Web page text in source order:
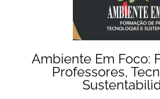
Ambiente Em Foco:
Professores,